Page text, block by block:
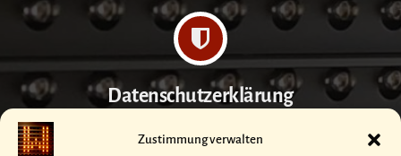
Zustimmung verwalten
Datenschutzerklärung